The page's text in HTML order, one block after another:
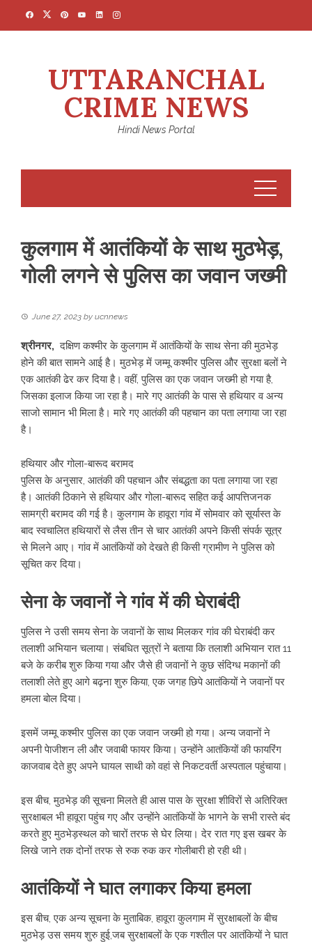
UTTARANCHAL
CRIME NEWS
Hindi News Portal
कुलगाम में आतंकियों के साथ मुठभेड़,
गोली लगने से पुलिस का जवान जख्मी
June 27, 2023 by ucnnews
श्रीनगर, दक्षिण कश्मीर के कुलगाम में आतंकियों के साथ सेना की मुठभेड़
होने की बात सामने आई है। मुठभेड़ में जम्मू कश्मीर पुलिस और सुरक्षा बलों ने
एक आतंकी ढेर कर दिया है। वहीं, पुलिस का एक जवान जख्मी हो गया है,
जिसका इलाज किया जा रहा है। मारे गए आतंकी के पास से हथियार व अन्य
साजो सामान भी मिला है। मारे गए आतंकी की पहचान का पता लगाया जा रहा
है।
हथियार और गोला-बारूद बरामद
पुलिस के अनुसार, आतंकी की पहचान और संबद्धता का पता लगाया जा रहा
है। आतंकी ठिकाने से हथियार और गोला-बारूद सहित कई आपत्तिजनक
सामग्री बरामद की गई है। कुलगाम के हावूरा गांव में सोमवार को सूर्यास्त के
बाद स्वचालित हथियारों से लैस तीन से चार आतंकी अपने किसी संपर्क सूत्र
से मिलने आए। गांव में आतंकियों को देखते ही किसी ग्रामीण ने पुलिस को
सूचित कर दिया।
सेना के जवानों ने गांव में की घेराबंदी
पुलिस ने उसी समय सेना के जवानों के साथ मिलकर गांव की घेराबंदी कर
तलाशी अभियान चलाया। संबधित सूत्रों ने बताया कि तलाशी अभियान रात 11
बजे के करीब शुरु किया गया और जैसे ही जवानों ने कुछ संंदिग्ध मकानों की
तलाशी लेते हुए आगे बढ़ना शुरु किया, एक जगह छिपे आतंकियों ने जवानों पर
हमला बोल दिया।
इसमें जम्मू कश्मीर पुलिस का एक जवान जख्मी हो गया। अन्य जवानों ने
अपनी पेाजीशन ली और जवाबी फायर किया। उन्होंने आतंकियों की फायरिंग
काजवाब देते हुए अपने घायल साथी को वहां से निकटवर्ती अस्पताल पहुंचाया।
इस बीच, मुठभेड़ की सूचना मिलते ही आस पास के सुरक्षा शीविरों से अतिरिक्त
सुरक्षाबल भी हावूरा पहुंच गए और उन्होंने आतंकियों के भागने के सभी रास्ते बंद
करते हुए मुठभेड़स्थल को चारों तरफ से घेर लिया। देर रात गए इस खबर के
लिखे जाने तक दोनों तरफ से रुक रुक कर गोलीबारी हो रही थी।
आतंकियों ने घात लगाकर किया हमला
इस बीच, एक अन्य सूचना के मुताबिक, हावूरा कुलगाम में सुरक्षाबलों के बीच
मुठभेड़ उस समय शुरु हुई,जब सुरक्षाबलों के एक गश्तील पर आतंकियों ने घात